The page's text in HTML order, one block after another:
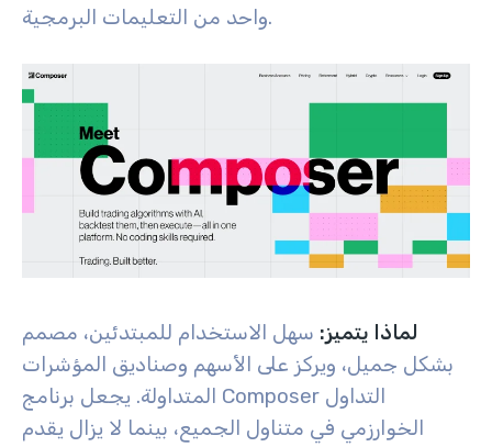
واحد من التعليمات البرمجية.
لماذا يتميز: سهل الاستخدام للمبتدئين، مصمم
بشكل جميل، ويركز على الأسهم وصناديق المؤشرات
المتداولة. يجعل برنامج Composer التداول
الخوارزمي في متناول الجميع، بينما لا يزال يقدم